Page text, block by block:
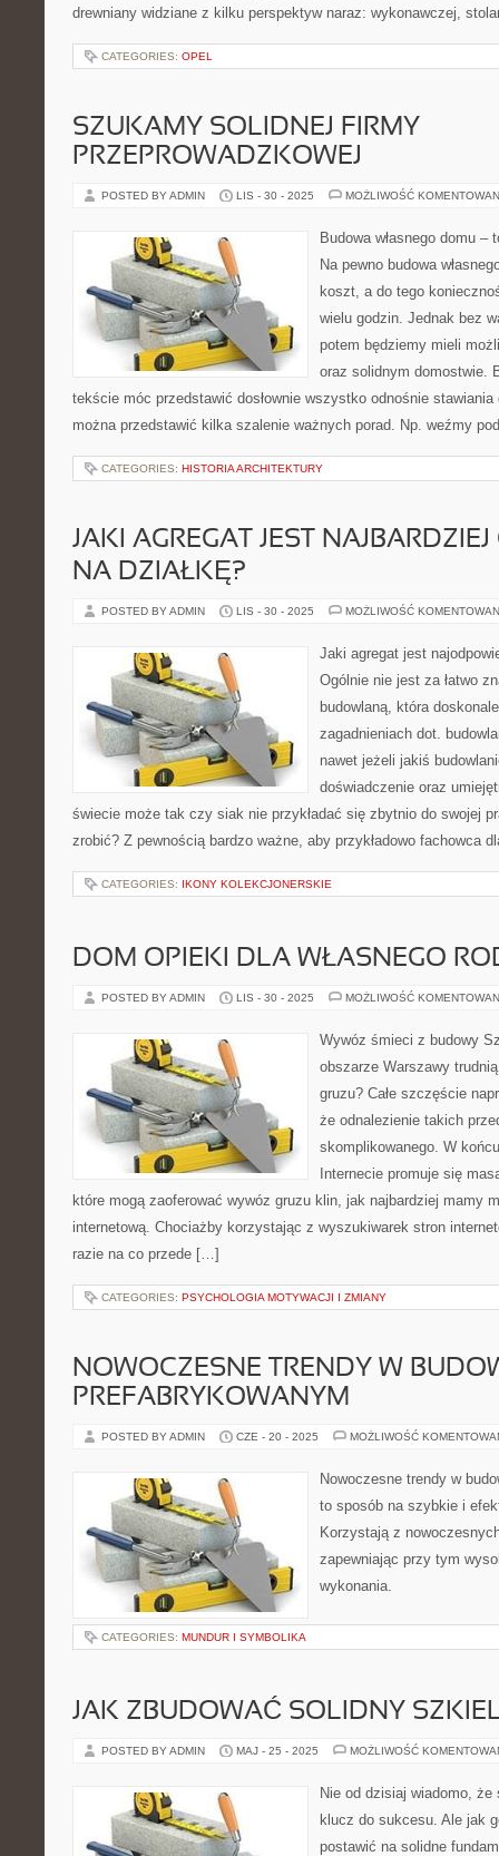
drewniany widziane z kilku perspektyw naraz: wykonawczej,
CATEGORIES: OPEL
SZUKAMY SOLIDNEJ FIRMY
PRZEPROWADZKOWEJ
POSTED BY ADMIN LIS - 30 - 2025 MOŻLIWOŚĆ
Budowa własnego domu –
Na pewno budowa
koszt, a do tego
wielu godzin. Jednak bez
potem będziemy mieli
oraz solidnym domostwie.
tekście móc przedstawić dosłownie wszystko odnośnie stawiania
można przedstawić kilka szalenie ważnych porad. Np. weźmy
CATEGORIES: HISTORIA ARCHITEKTURY
JAKI AGREGAT JEST
NA DZIAŁKĘ?
POSTED BY ADMIN LIS - 30 - 2025 MOŻLIWOŚĆ
Jaki agregat jest
Ogólnie nie jest za łatwo
budowlaną, która
zagadnieniach dot.
nawet jeżeli jakiś
doświadczenie oraz
świecie może tak czy siak nie przykładać się zbytnio do swojej
zrobić? Z pewnością bardzo ważne, aby przykładowo fachowca
CATEGORIES: IKONY KOLEKCJONERSKIE
DOM OPIEKI DLA WŁASNEGO
POSTED BY ADMIN LIS - 30 - 2025 MOŻLIWOŚĆ
Wywóz śmieci z budowy
obszarze Warszawy
gruzu? Całe szczęście
że odnalezienie takich
skomplikowanego. W
Internecie promuje się
które mogą zaoferować wywóz gruzu klin, jak najbardziej mamy
internetową. Chociażby korzystając z wyszukiwarek stron
razie na co przede […]
CATEGORIES: PSYCHOLOGIA MOTYWACJI I ZMIANY
NOWOCZESNE TRENDY W
PREFABRYKOWANYM
POSTED BY ADMIN CZE - 20 - 2025 MOŻLIWOŚĆ
Nowoczesne trendy w
to sposób na szybkie i
Korzystają z
zapewniając przy tym
wykonania.
CATEGORIES: MUNDUR I SYMBOLIKA
JAK ZBUDOWAĆ SOLIDNY
POSTED BY ADMIN MAJ - 25 - 2025 MOŻLIWOŚĆ
Nie od dzisiaj wiadomo,
klucz do sukcesu. Ale jak
postawić na solidne